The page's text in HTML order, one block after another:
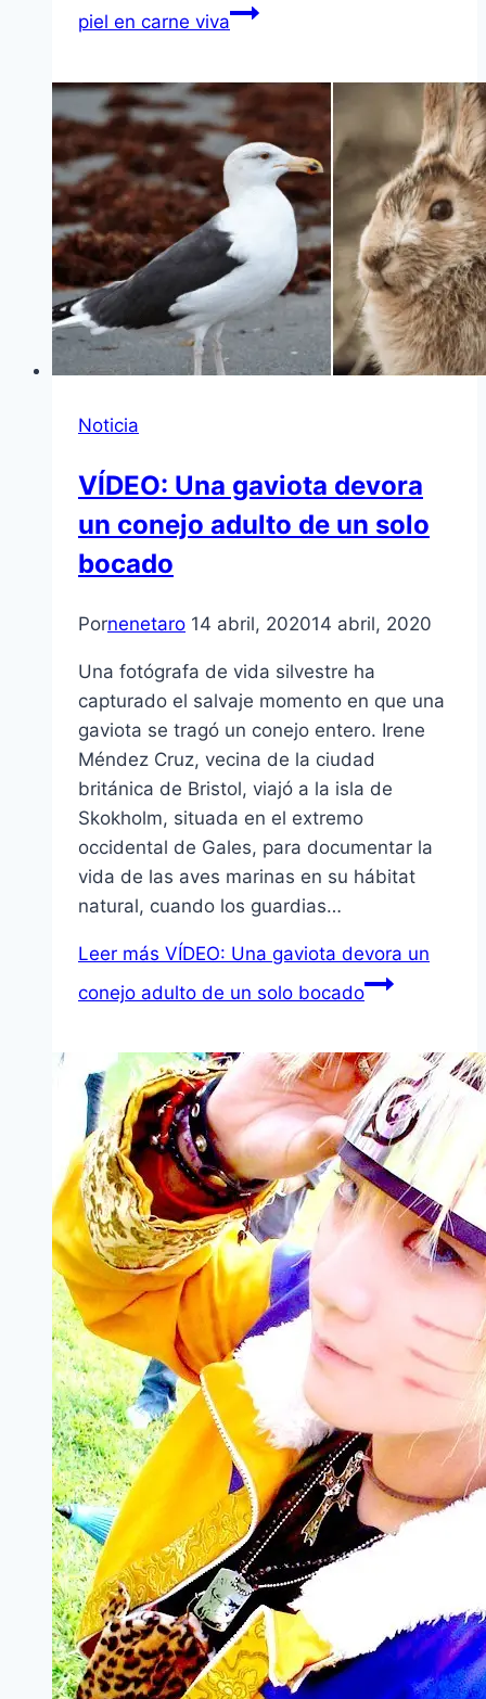
piel en carne viva
Noticia
VÍDEO: Una gaviota devora
un conejo adulto de un solo
bocado
Pornenetaro 14 abril, 202014 abril, 2020
Una fotógrafa de vida silvestre ha
capturado el salvaje momento en que una
gaviota se tragó un conejo entero. Irene
Méndez Cruz, vecina de la ciudad
británica de Bristol, viajó a la isla de
Skokholm, situada en el extremo
occidental de Gales, para documentar la
vida de las aves marinas en su hábitat
natural, cuando los guardias…
Leer más VÍDEO: Una gaviota devora un
conejo adulto de un solo bocado